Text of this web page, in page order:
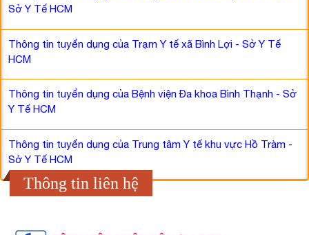
Sở Y Tế HCM
Thông tin tuyển dụng của Trạm Y tế xã Bình Lợi - Sở Y Tế
HCM
Thông tin tuyển dụng của Bệnh viện Đa khoa Bình Thạnh - Sở
Y Tế HCM
Thông tin tuyển dụng của Trung tâm Y tế khu vực Hồ Tràm -
Sở Y Tế HCM
Thông tin liên hệ